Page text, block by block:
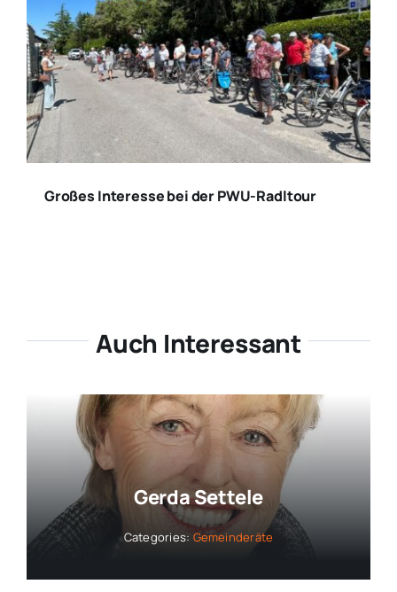
Großes Interesse bei der PWU-Radltour
Auch Interessant
Gerda Settele
Categories: Gemeinderäte